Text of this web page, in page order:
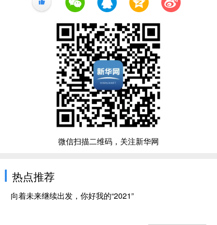
微信扫描二维码，关注新华网
热点推荐
向着未来继续出发，你好我的“2021”